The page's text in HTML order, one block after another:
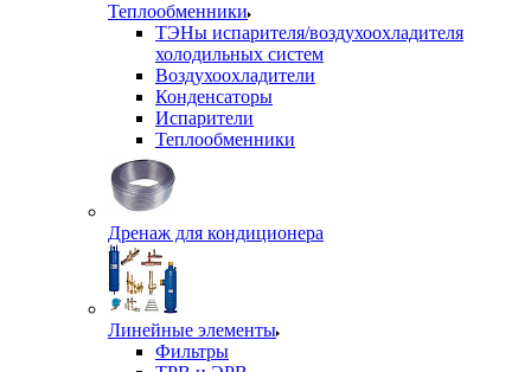
Теплообменники
ТЭНы испарителя/воздухоохладителя
холодильных систем
Воздухоохладители
Конденсаторы
Испарители
Теплообменники
Дренаж для кондиционера
Линейные элементы
Фильтры